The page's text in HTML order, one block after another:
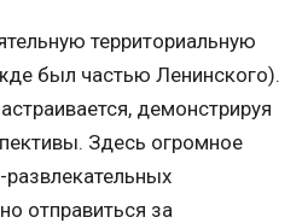
территориальную
был частью Ленинского).
демонстрируя
Здесь огромное
отправиться за